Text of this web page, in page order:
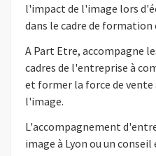
l'impact de l'image lors
dans le cadre de formation
A Part Etre, accompagne
cadres de l'entreprise à
et former la force de
l'image.
L'accompagnement
image à Lyon ou un